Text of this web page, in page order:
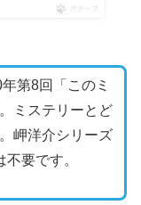
ポチップ
第8回「このミ
ミステリーとど
岬洋介シリーズ
要です。